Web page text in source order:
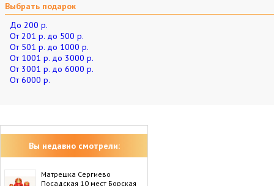
Выбрать подарок
До 200 р.
От 201 р. до 500 р.
От 501 р. до 1000 р.
От 1001 р. до 3000 р.
От 3001 р. до 6000 р.
От 6000 р.
Вы недавно смотрели:
Матрешка Сергиево
Посадская 10 мест Борская